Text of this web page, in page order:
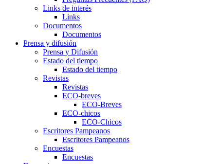
Links de interés
Links
Documentos
Documentos
Prensa y difusión
Prensa y Difusión
Estado del tiempo
Estado del tiempo
Revistas
Revistas
ECO-breves
ECO-Breves
ECO-chicos
ECO-Chicos
Escritores Pampeanos
Escritores Pampeanos
Encuestas
Encuestas